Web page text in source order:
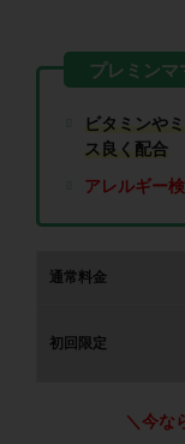
ビタミンや
ス良く配合
アレルギー
通常料金
初回限定
＼今な